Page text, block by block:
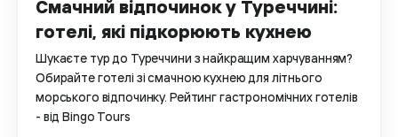
Смачний відпочинок у Туреччині:
готелі, які підкорюють кухнею
Шукаєте тур до Туреччини з найкращим харчуванням?
Обирайте готелі зі смачною кухнею для літнього
морського відпочинку. Рейтинг гастрономічних готелів
- від Bingo Tours